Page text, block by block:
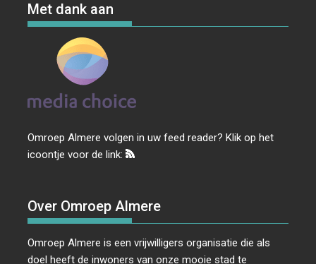
Met dank aan
Omroep Almere volgen in uw feed reader? Klik op het
icoontje voor de link:
Over Omroep Almere
Omroep Almere is een vrijwilligers organisatie die als
doel heeft de inwoners van onze mooie stad te